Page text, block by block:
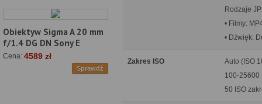
Obiektyw Sigma A 20 mm
f/1.4 DG DN Sony E
Cena: 4589 zł
Sprawdź
Rodzaje
• Filmy:
• Dźwięk:
Zakres ISO
Auto (ISO
100-25600
50 ISO